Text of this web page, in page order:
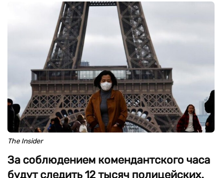
The Insider
За соблюдением комендантского часа
будут следить 12 тысяч полицейских.